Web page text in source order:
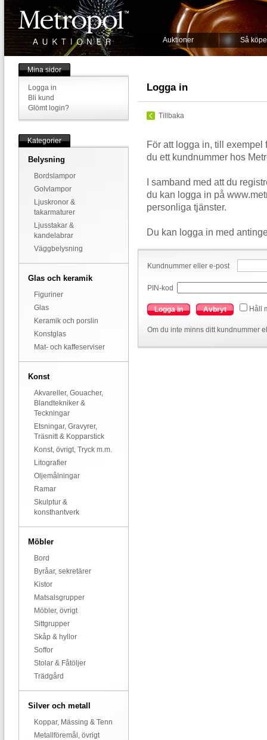
Auktioner Så
Mina sidor
Logga in
Bli kund
Glömt login?
Kategorier
Belysning
Bordslampor
Golvlampor
Ljuskronor &
takarmaturer
Ljusstakar &
kandelabrar
Väggbelysning
Glas och keramik
Figuriner
Glas
Keramik och porslin
Konstglas
Mat- och kaffeserviser
Konst
Akvareller, Gouacher,
Blandtekniker &
Teckningar
Etsningar, Gravyrer,
Träsnitt & Kopparstick
Konst, övrigt, Tryck m.m.
Litografier
Oljemålningar
Ramar
Skulptur &
konsthantverk
Möbler
Bord
Byråar, sekretärer
Kistor
Matsalsgrupper
Möbler, övrigt
Sittgrupper
Skåp & hyllor
Soffor
Stolar & Fåtöljer
Trädgård
Silver och metall
Koppar, Mässing & Tenn
Metallföremål, övrigt
Logga in
Tillbaka
För att logga in, till exempel
du ett kundnummer hos
I samband med att du
du kan logga in på
personliga tjänster.
Du kan logga in med
Kundnummer eller e-post
PIN-kod
Logga in Avbryt Håll
Om du inte minns ditt kundnummer